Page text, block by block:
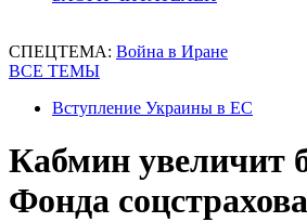
СПЕЦТЕМА: Война в Иране
ВСЕ ТЕМЫ
Вступление Украины в ЕС
Кабмин увеличит
Фонда